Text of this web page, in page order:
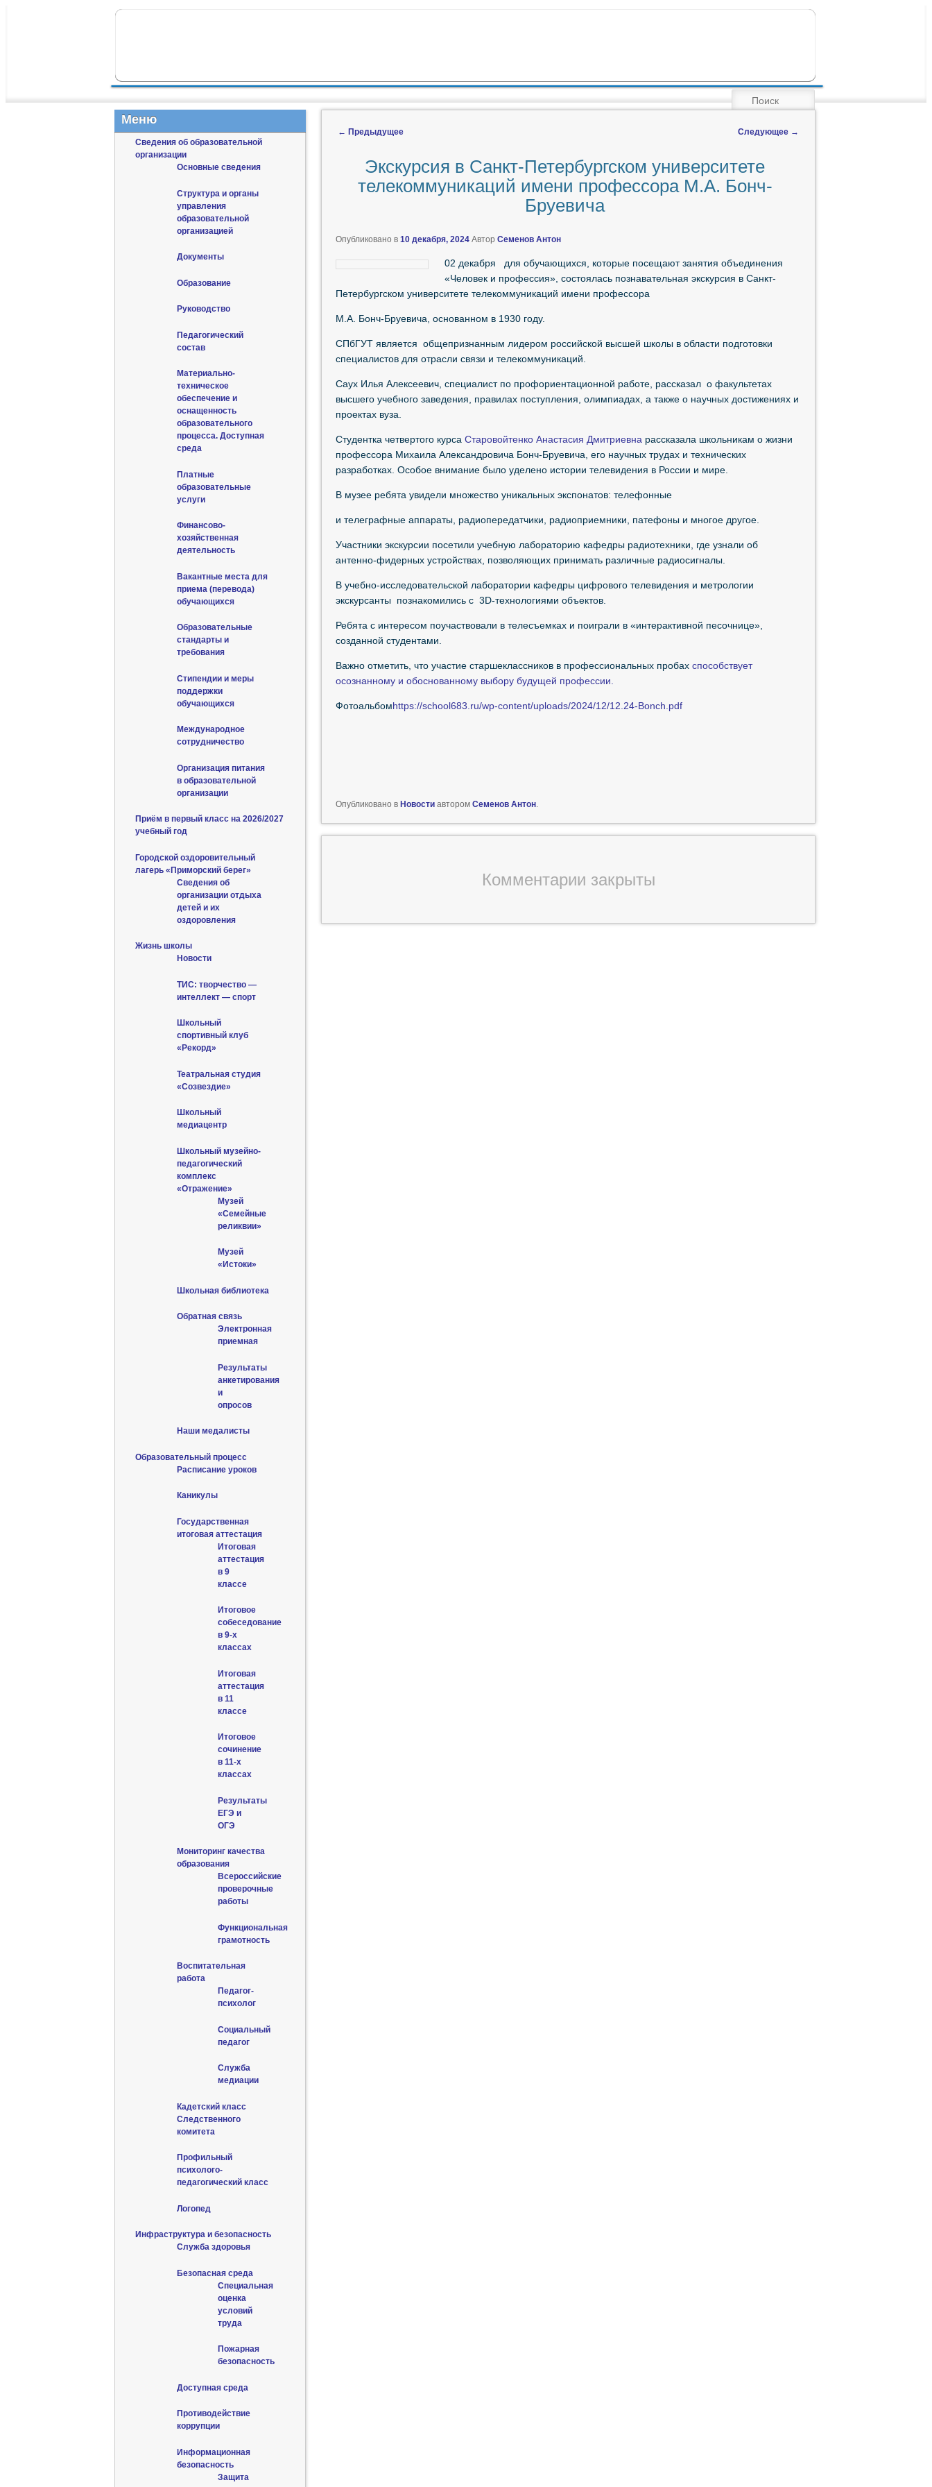
ГЛАВНОЕ МЕНЮ
ПОИСК
← Предыдущее Следующее →
Экскурсия в Санкт-Петербургском университете
телекоммуникаций имени профессора М.А. Бонч-
Бруевича
Опубликовано в 10 декабря, 2024 Автор Семенов Антон
02 декабря для обучающихся, которые посещают занятия объединения
«Человек и профессия», состоялась познавательная экскурсия в Санкт-
Петербургском университете телекоммуникаций имени профессора
М.А. Бонч-Бруевича, основанном в 1930 году.
СПбГУТ является общепризнанным лидером российской высшей школы в области подготовки
специалистов для отрасли связи и телекоммуникаций.
Саух Илья Алексеевич, специалист по профориентационной работе, рассказал о факультетах
высшего учебного заведения, правилах поступления, олимпиадах, а также о научных достижениях и
проектах вуза.
Студентка четвертого курса Старовойтенко Анастасия Дмитриевнарассказала школьникам о жизни
профессора Михаила Александровича Бонч-Бруевича, его научных трудах и технических
разработках. Особое внимание было уделено истории телевидения в России и мире.
В музее ребята увидели множество уникальных экспонатов: телефонные
и телеграфные аппараты, радиопередатчики, радиоприемники, патефоны и многое другое.
Участники экскурсии посетили учебную лабораторию кафедры радиотехники, где узнали об
антенно-фидерных устройствах, позволяющих принимать различные радиосигналы.
В учебно-исследовательской лаборатории кафедры цифрового телевидения и метрологии
экскурсанты познакомились с 3D-технологиями объектов.
Ребята с интересом поучаствовали в телесъемках и поиграли в «интерактивной песочнице»,
созданной студентами.
Важно отметить, что участие старшеклассников в профессиональных пробах способствует
осознанному и обоснованному выбору будущей профессии.
Фотоальбомhttps://school683.ru/wp-content/uploads/2024/12/12.24-Bonch.pdf
Опубликовано в Новостиавтором Семенов Антон.
Комментарии закрыты
Меню
Сведения об образовательной
организации
Основные сведения
Структура и органы
управления
образовательной
организацией
Документы
Образование
Руководство
Педагогический
состав
Материально-
техническое
обеспечение и
оснащенность
образовательного
процесса. Доступная
среда
Платные
образовательные
услуги
Финансово-
хозяйственная
деятельность
Вакантные места для
приема (перевода)
обучающихся
Образовательные
стандарты и
требования
Стипендии и меры
поддержки
обучающихся
Международное
сотрудничество
Организация питания
в образовательной
организации
Приём в первый класс на 2026/2027
учебный год
Городской оздоровительный
лагерь «Приморский берег»
Сведения об
организации отдыха
детей и их
оздоровления
Жизнь школы
Новости
ТИС: творчество —
интеллект — спорт
Школьный
спортивный клуб
«Рекорд»
Театральная студия
«Созвездие»
Школьный
медиацентр
Школьный музейно-
педагогический
комплекс
«Отражение»
Музей
«Семейные
реликвии»
Музей
«Истоки»
Школьная библиотека
Обратная связь
Электронная
приемная
Результаты
анкетирования
и
опросов
Наши медалисты
Образовательный процесс
Расписание уроков
Каникулы
Государственная
итоговая аттестация
Итоговая
аттестация
в 9
классе
Итоговое
собеседование
в 9-х
классах
Итоговая
аттестация
в 11
классе
Итоговое
сочинение
в 11-х
классах
Результаты
ЕГЭ и
ОГЭ
Мониторинг качества
образования
Всероссийские
проверочные
работы
Функциональная
грамотность
Воспитательная
работа
Педагог-
психолог
Социальный
педагог
Служба
медиации
Кадетский класс
Следственного
комитета
Профильный
психолого-
педагогический класс
Логопед
Инфраструктура и безопасность
Служба здоровья
Безопасная среда
Специальная
оценка
условий
труда
Пожарная
безопасность
Доступная среда
Противодействие
коррупции
Информационная
безопасность
Защита